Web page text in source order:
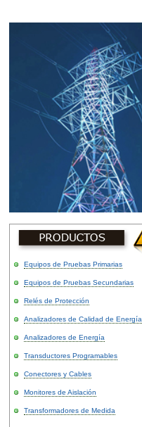
Equipos de Pruebas Primarias
Equipos de Pruebas Secundarias
Relés de Protección
Analizadores de Calidad de Energía
Analizadores de Energía
Transductores Programables
Conectores y Cables
Monitores de Aislación
Transformadores de Medida